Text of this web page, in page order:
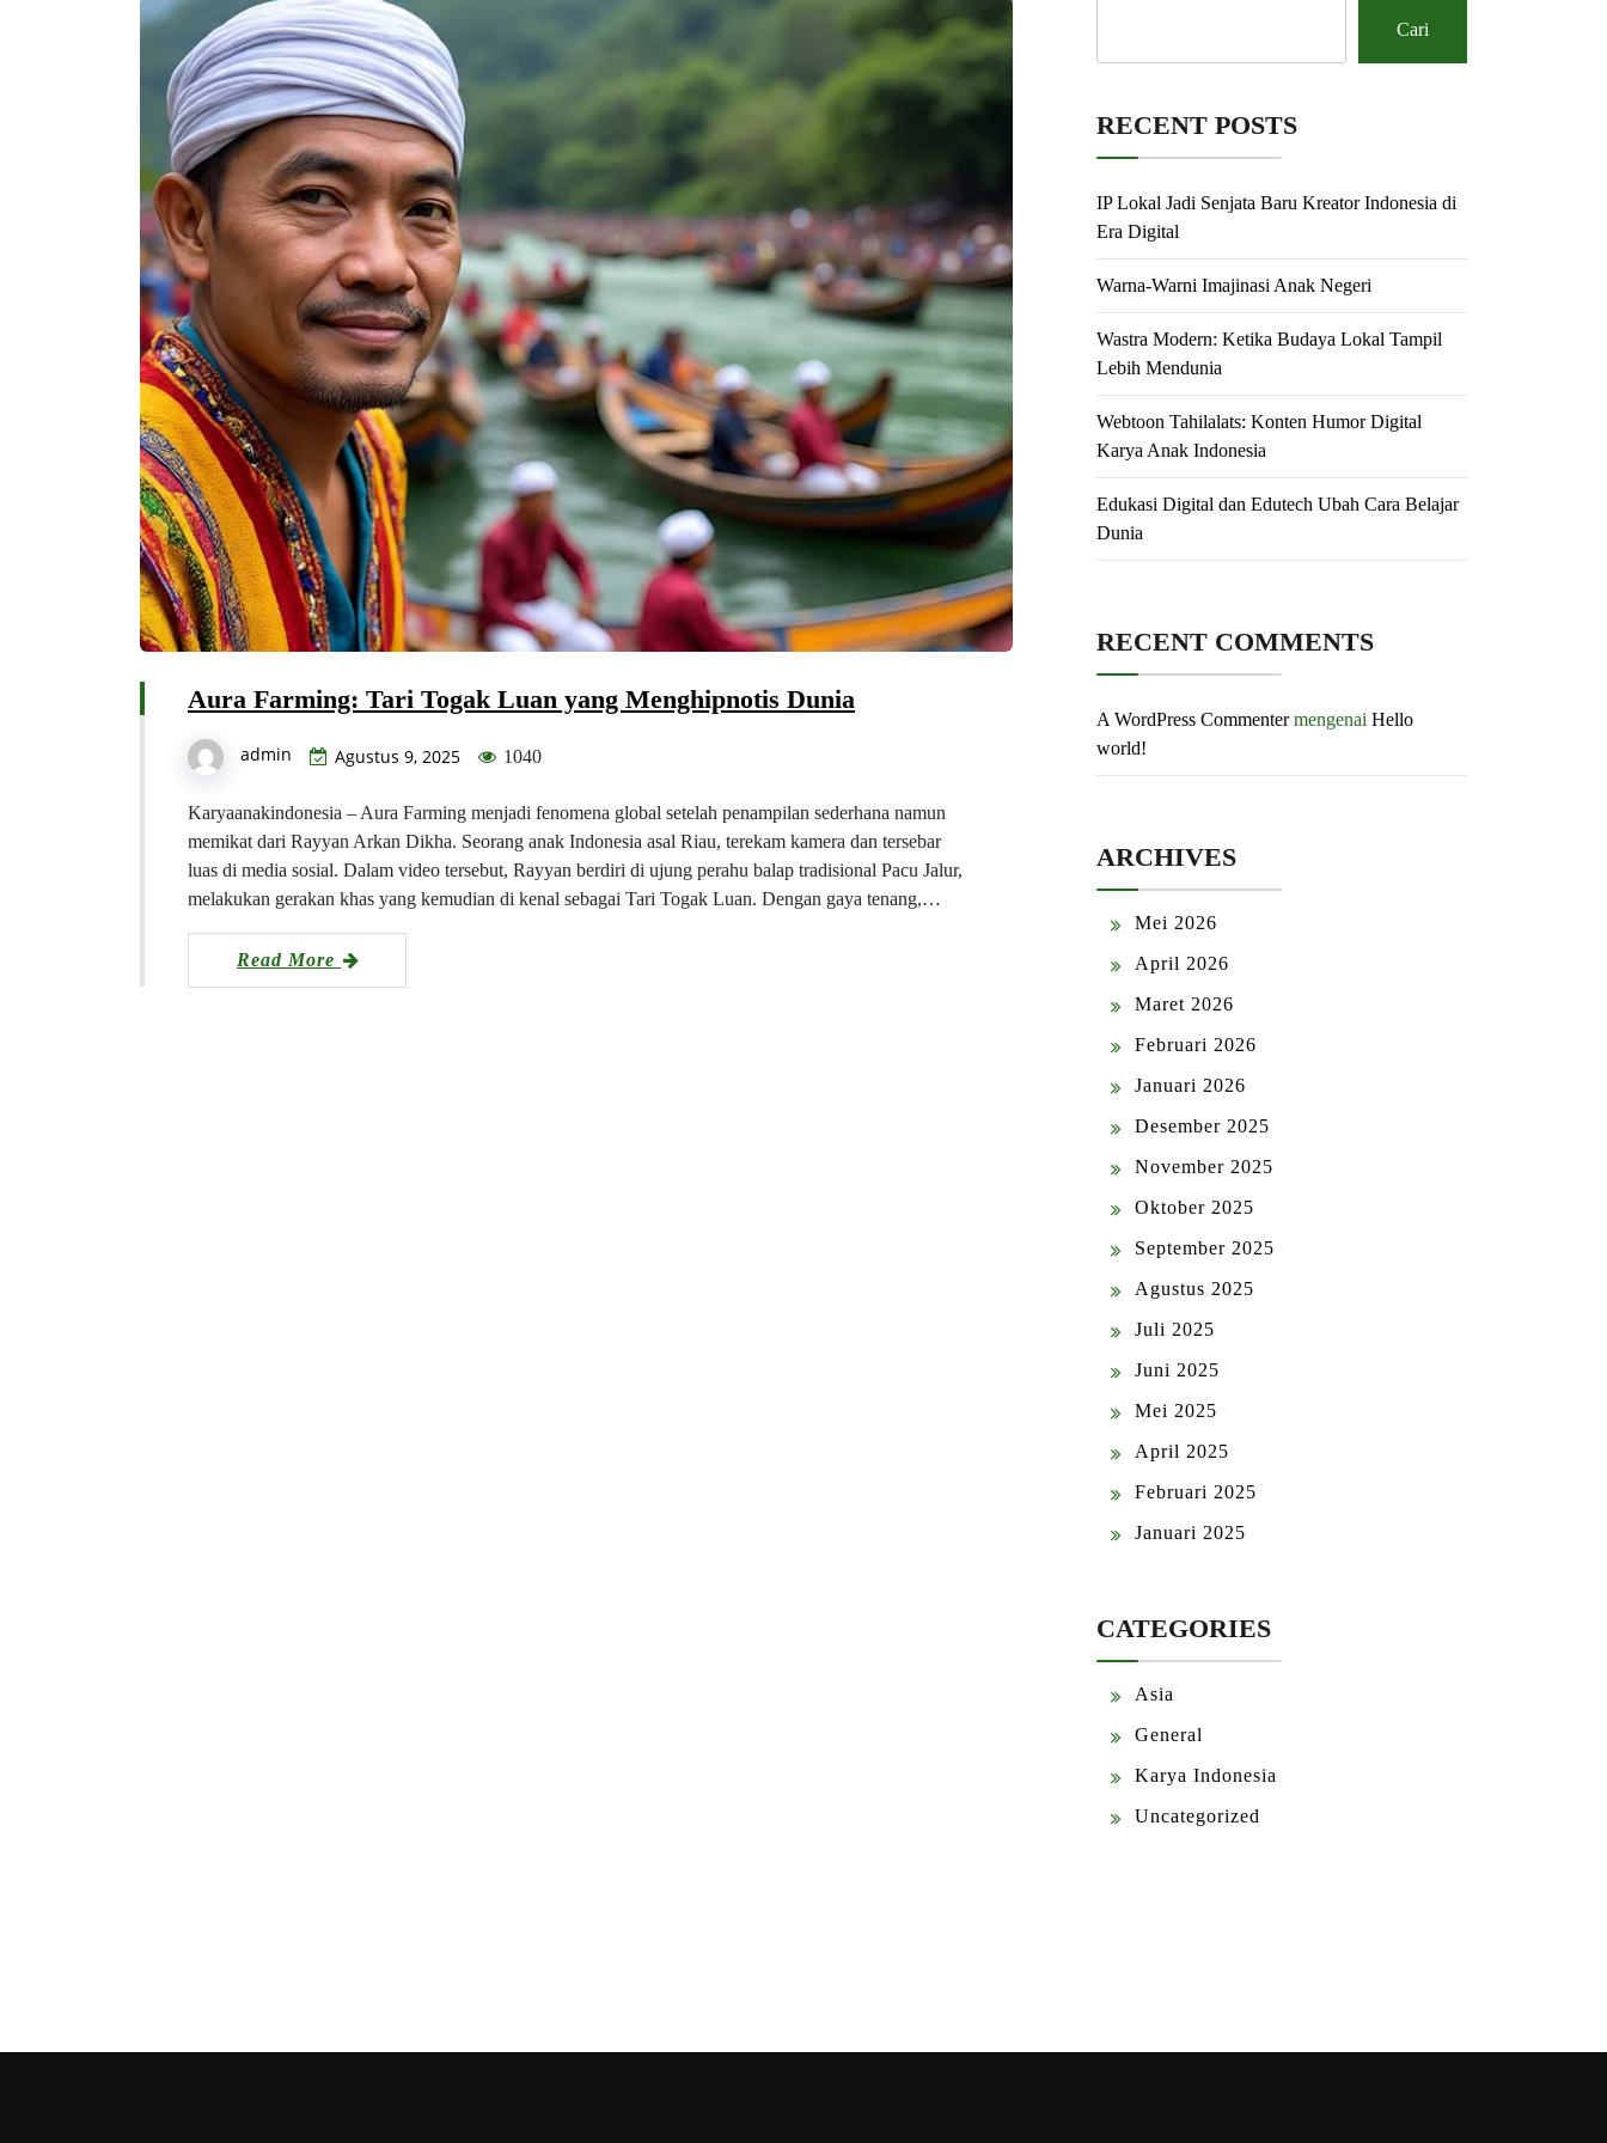
Aura Farming: Tari Togak Luan yang Menghipnotis Dunia
admin Agustus 9, 2025 1040
Karyaanakindonesia – Aura Farming menjadi fenomena global setelah penampilan sederhana namun
memikat dari Rayyan Arkan Dikha. Seorang anak Indonesia asal Riau, terekam kamera dan tersebar
luas di media sosial. Dalam video tersebut, Rayyan berdiri di ujung perahu balap tradisional Pacu Jalur,
melakukan gerakan khas yang kemudian di kenal sebagai Tari Togak Luan. Dengan gaya tenang,…
Read More
Cari
RECENT POSTS
IP Lokal Jadi Senjata Baru Kreator Indonesia di
Era Digital
Warna-Warni Imajinasi Anak Negeri
Wastra Modern: Ketika Budaya Lokal Tampil
Lebih Mendunia
Webtoon Tahilalats: Konten Humor Digital
Karya Anak Indonesia
Edukasi Digital dan Edutech Ubah Cara Belajar
Dunia
RECENT COMMENTS
A WordPress Commentermengenai Hello
world!
ARCHIVES
Mei 2026
April 2026
Maret 2026
Februari 2026
Januari 2026
Desember 2025
November 2025
Oktober 2025
September 2025
Agustus 2025
Juli 2025
Juni 2025
Mei 2025
April 2025
Februari 2025
Januari 2025
CATEGORIES
Asia
General
Karya Indonesia
Uncategorized